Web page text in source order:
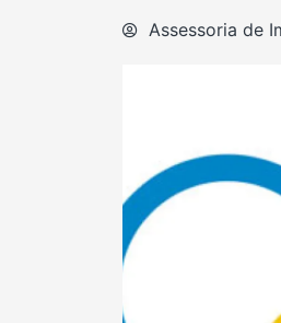
Assessoria de